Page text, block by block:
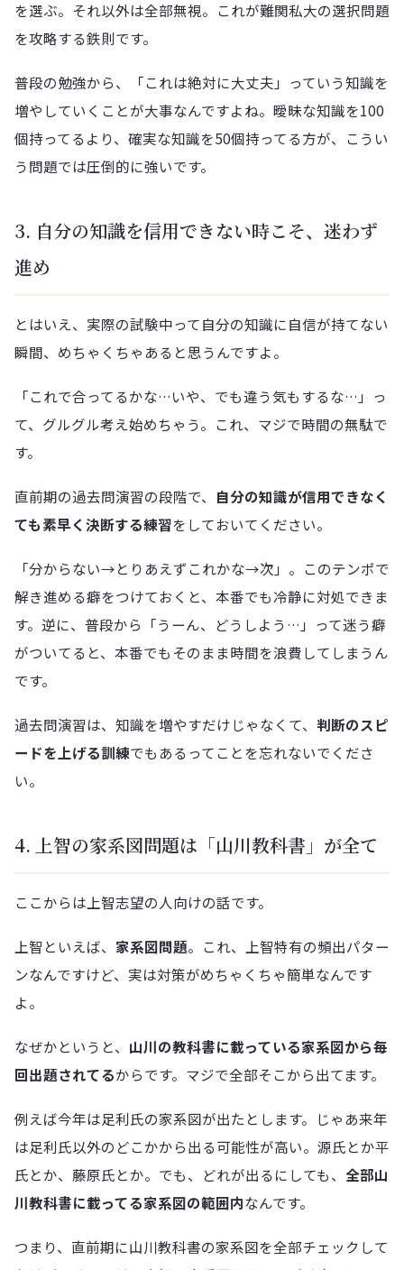
を選ぶ。それ以外は全部無視。これが難関私大の選択問題
を攻略する鉄則です。
普段の勉強から、「これは絶対に大丈夫」っていう知識を
増やしていくことが大事なんですよね。曖昧な知識を100
個持ってるより、確実な知識を50個持ってる方が、こうい
う問題では圧倒的に強いです。
3. 自分の知識を信用できない時こそ、迷わず
進め
とはいえ、実際の試験中って自分の知識に自信が持てない
瞬間、めちゃくちゃあると思うんですよ。
「これで合ってるかな…いや、でも違う気もするな…」っ
て、グルグル考え始めちゃう。これ、マジで時間の無駄で
す。
直前期の過去問演習の段階で、 自分の知識が信用できなく
ても素早く決断する練習をしておいてください。
「分からない→とりあえずこれかな→次」。このテンポで
解き進める癖をつけておくと、本番でも冷静に対処できま
す。逆に、普段から「うーん、どうしよう…」って迷う癖
がついてると、本番でもそのまま時間を浪費してしまうん
です。
過去問演習は、知識を増やすだけじゃなくて、 判断のスピ
ードを上げる訓練でもあるってことを忘れないでくださ
い。
4. 上智の家系図問題は「山川教科書」が全て
ここからは上智志望の人向けの話です。
上智といえば、 家系図問題。これ、上智特有の頻出パター
ンなんですけど、実は対策がめちゃくちゃ簡単なんです
よ。
なぜかというと、 山川の教科書に載っている家系図から毎
回出題されてるからです。マジで全部そこから出てます。
例えば今年は足利氏の家系図が出たとします。じゃあ来年
は足利氏以外のどこかから出る可能性が高い。源氏とか平
氏とか、藤原氏とか。でも、どれが出るにしても、 全部山
川教科書に載ってる家系図の範囲内なんです。
つまり、直前期に山川教科書の家系図を全部チェックして